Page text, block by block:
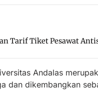
Tarif Tiket Pesawat
Andalas
dan dikembangkan